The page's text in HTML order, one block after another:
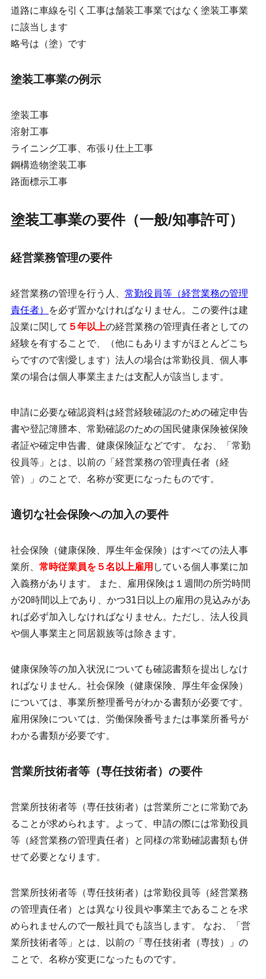
道路に車線を引く工事は舗装工事業ではなく塗装工事業
に該当します
略号は（塗）です
塗装工事業の例示
塗装工事
溶射工事
ライニング工事、布張り仕上工事
鋼構造物塗装工事
路面標示工事
塗装工事業の要件（一般/知事許可）
経営業務管理の要件
経営業務の管理を行う人、 常勤役員等（経営業務の管理
責任者）
を必ず置かなければなりません。この要件は建
設業に関して ５年以上の経営業務の管理責任者としての
経験を有することで、（他にもありますがほとんどこち
らですので割愛します）法人の場合は常勤役員、個人事
業の場合は個人事業主または支配人が該当します。
申請に必要な確認資料は経営経験確認のための確定申告
書や登記簿謄本、常勤確認のための国民健康保険被保険
者証や確定申告書、健康保険証などです。 なお、「常勤
役員等」とは、以前の「経営業務の管理責任者（経
管）」のことで、名称が変更になったものです。
適切な社会保険への加入の要件
社会保険（健康保険、厚生年金保険）はすべての法人事
業所、 常時従業員を５名以上雇用 している個人事業に加
入義務があります。 また、雇用保険は１週間の所労時間
が20時間以上であり、かつ31日以上の雇用の見込みがあ
れば必ず加入しなければなりません。ただし、法人役員
や個人事業主と同居親族等は除きます。
健康保険等の加入状況についても確認書類を提出しなけ
ればなりません。社会保険（健康保険、厚生年金保険）
については、事業所整理番号がわかる書類が必要です。
雇用保険については、労働保険番号または事業所番号が
わかる書類が必要です。
営業所技術者等（専任技術者）の要件
営業所技術者等（専任技術者）は営業所ごとに常勤であ
ることが求められます。よって、申請の際には常勤役員
等（経営業務の管理責任者）と同様の常勤確認書類も併
せて必要となります。
営業所技術者等（専任技術者）は常勤役員等（経営業務
の管理責任者）とは異なり役員や事業主であることを求
められませんので一般社員でも該当します。 なお、「営
業所技術者等」とは、以前の「専任技術者（専技）」の
ことで、名称が変更になったものです。